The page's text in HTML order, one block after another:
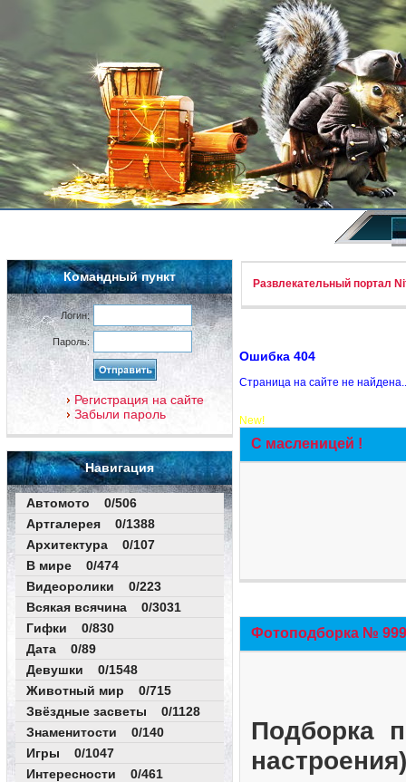
Командный пункт
Логин:
Пароль:
Регистрация на сайте
Забыли пароль
Навигация
Автомото 0/506
Артгалерея 0/1388
Архитектура 0/107
В мире 0/474
Видеоролики 0/223
Всякая всячина 0/3031
Гифки 0/830
Дата 0/89
Девушки 0/1548
Животный мир 0/715
Звёздные засветы 0/1128
Знаменитости 0/140
Игры 0/1047
Интересности 0/461
Развлекательный портал
Ошибка 404
Страница на сайте не
New!
С масленицей !
Фотоподборка №
Подборка